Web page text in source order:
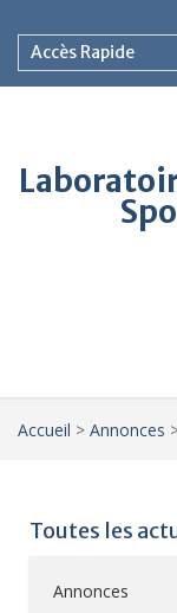
Accès Rapide
Accueil > Annonces
Toutes les
Annonces